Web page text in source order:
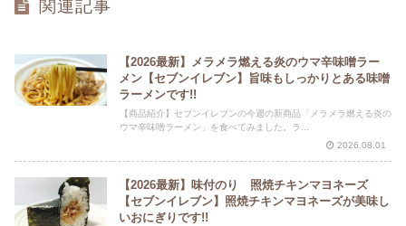
関連記事
【2026最新】メラメラ燃える炎のウマ辛味噌ラー
メン【セブンイレブン】旨味もしっかりとある味噌
ラーメンです!!
【商品紹介】セブンイレブンの今週の新商品「メラメラ燃える炎の
ウマ辛味噌ラーメン」を食べてみました。ラ...
2026.08.01
【2026最新】味付のり 照焼チキンマヨネーズ
【セブンイレブン】照焼チキンマヨネーズが美味し
いおにぎりです!!